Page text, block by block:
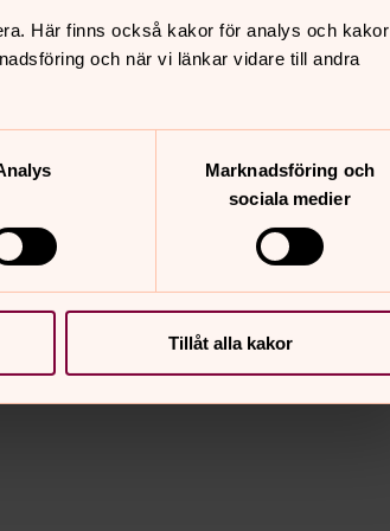
Här finns också kakor för analys och kakor
och när vi länkar vidare till andra
Marknadsföring och
sociala medier
Tillåt alla kakor